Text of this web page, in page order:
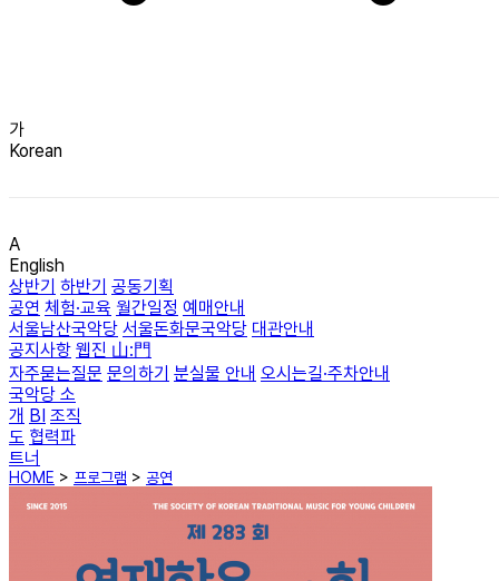
가
Korean
A
English
상반기 하반기 공동기획
공연 체험·교육 월간일정 예매안내
서울남산국악당 서울돈화문국악당 대관안내
공지사항 웹진 山:門
자주묻는질문 문의하기 분실물 안내 오시는길·주차안내
국악당 소
개 BI 조직
도 협력파
트너
HOME > 프로그램 > 공연